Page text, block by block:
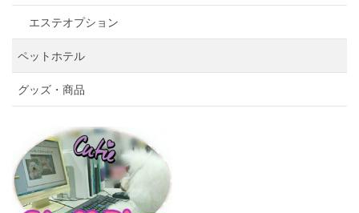
エステオプション
ペットホテル
グッズ・商品